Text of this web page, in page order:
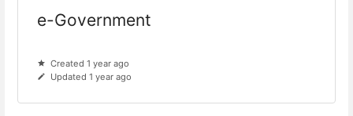
e-Government
Created 1 year ago
Updated 1 year ago